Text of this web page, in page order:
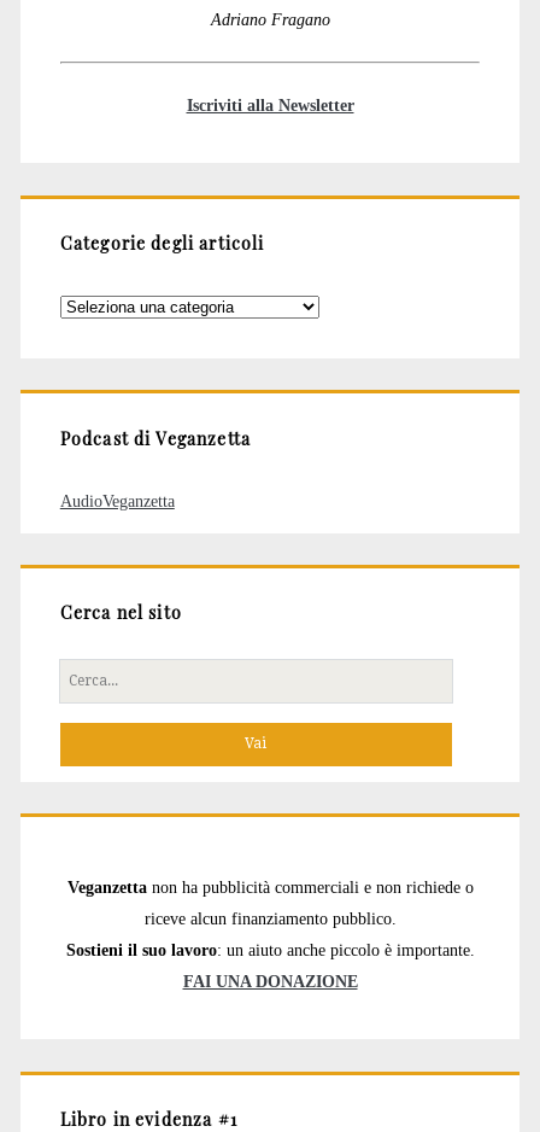
Adriano Fragano
Iscriviti alla Newsletter
Categorie degli articoli
Categorie
Podcast di Veganzetta
AudioVeganzetta
Cerca nel sito
Cerca
per:
Veganzetta non ha pubblicità commerciali e non richiede o
riceve alcun finanziamento pubblico.
Sostieni il suo lavoro: un aiuto anche piccolo è importante.
FAI UNA DONAZIONE
Libro in evidenza #1